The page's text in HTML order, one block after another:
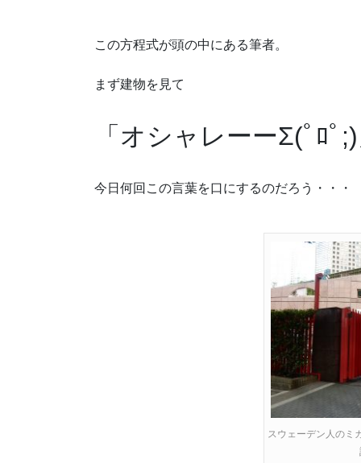
この方程式が頭の中にある筆者。
まず建物を見て
「オシャレーーΣ(ﾟﾛﾟ
今日何回この言葉を口にするのだろう・・・
スウェーデン人のミ